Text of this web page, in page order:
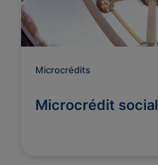
Microcrédits
Microcrédit social